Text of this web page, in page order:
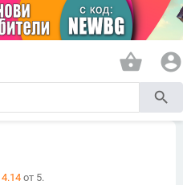
shopping_basket account_circle
search
4.14от 5.